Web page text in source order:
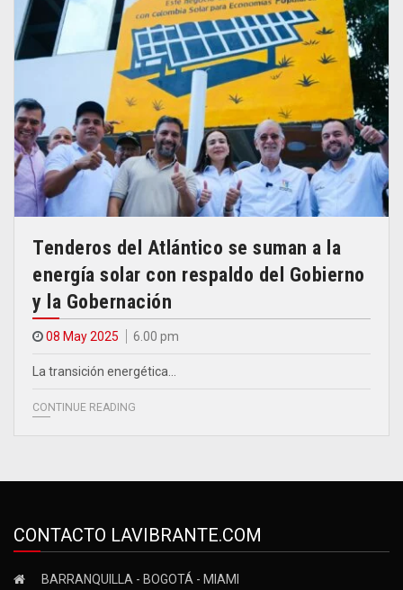
Tenderos del Atlántico se suman a la
energía solar con respaldo del Gobierno
y la Gobernación
08 May 2025 6.00 pm
La transición energética…
CONTINUE READING
CONTACTO LAVIBRANTE.COM
BARRANQUILLA - BOGOTÁ - MIAMI